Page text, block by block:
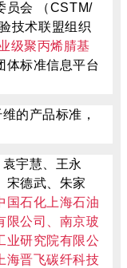
员会 （CSTM/
技术联盟组织
业级聚丙烯腈基
体标准信息平台
的产品标准，
宇慧、王永
宋德武、朱家
国石化上海石油
限公司、南京玻
业研究院有限公
海晋飞碳纤科技